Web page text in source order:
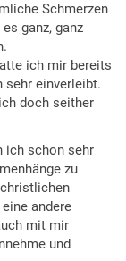
Schmerzen
ganz, ganz
ich mir bereits
sehr einverleibt.
doch seither
ich schon sehr
zu
andere
mit mir
und